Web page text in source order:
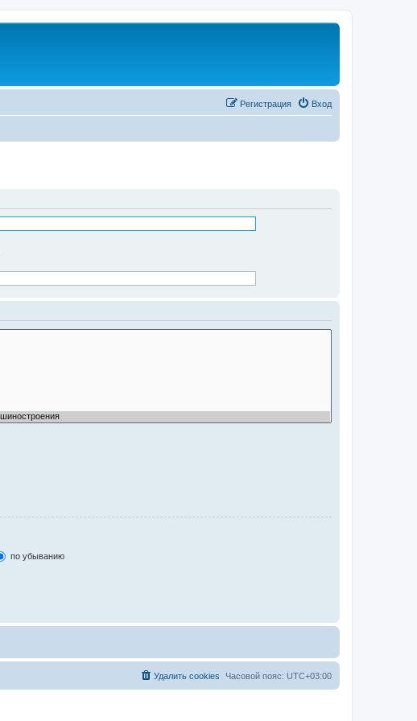
Вход
Регистрация
по убыванию
Часовой пояс: UTC+03:00
Удалить cookies